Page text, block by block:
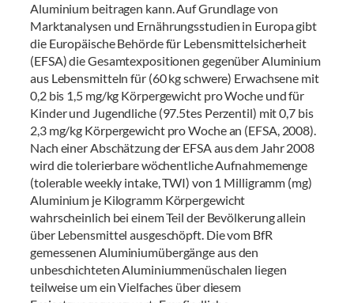
Aluminium beitragen kann. Auf Grundlage von
Marktanalysen und Ernährungsstudien in Europa gibt
die Europäische Behörde für Lebensmittelsicherheit
(EFSA) die Gesamtexpositionen gegenüber Aluminium
aus Lebensmitteln für (60 kg schwere) Erwachsene mit
0,2 bis 1,5 mg/kg Körpergewicht pro Woche und für
Kinder und Jugendliche (97.5tes Perzentil) mit 0,7 bis
2,3 mg/kg Körpergewicht pro Woche an (EFSA, 2008).
Nach einer Abschätzung der EFSA aus dem Jahr 2008
wird die tolerierbare wöchentliche Aufnahmemenge
(tolerable weekly intake, TWI) von 1 Milligramm (mg)
Aluminium je Kilogramm Körpergewicht
wahrscheinlich bei einem Teil der Bevölkerung allein
über Lebensmittel ausgeschöpft. Die vom BfR
gemessenen Aluminiumübergänge aus den
unbeschichteten Aluminiummenüschalen liegen
teilweise um ein Vielfaches über diesem